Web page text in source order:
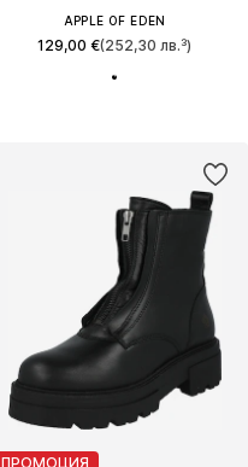
APPLE OF EDEN
129,00 €(252,30 лв.³)
ПРОМОЦИЯ